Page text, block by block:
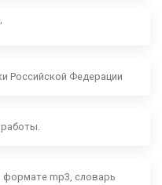
Российской Федерации
работы.
формате mp3, словарь